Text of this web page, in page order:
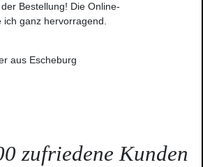
Bestellung! Die Online-
ich ganz hervorragend.
aus Escheburg
zufriedene Kunden